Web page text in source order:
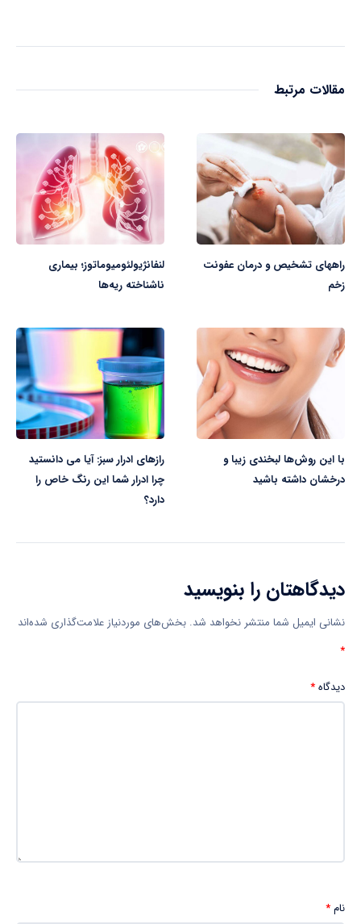
مقالات مرتبط
راههای تشخیص و درمان عفونت
زخم
لنفانژیولئومیوماتوز؛ بیماری
ناشناخته ریه‌ها
با این روش‌ها لبخندی زیبا و
درخشان داشته باشید
رازهای ادرار سبز: آیا می دانستید
چرا ادرار شما این رنگ خاص را
دارد؟
دیدگاهتان را بنویسید
نشانی ایمیل شما منتشر نخواهد شد. بخش‌های موردنیاز علامت‌گذاری شده‌اند
*
دیدگاه*
نام*